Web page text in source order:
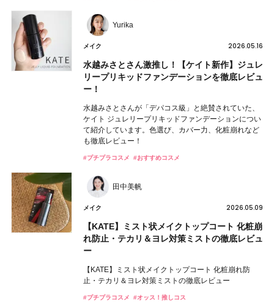
Yurika
メイク 2026.05.16
水越みさとさん激推し！【ケイト新作】ジュレ
リープリキッドファンデーションを徹底レビュ
ー！
水越みさとさんが「デパコス級」と絶賛されていた、
ケイト ジュレリープリキッドファンデーションについ
て紹介しています。色選び、カバー力、化粧崩れなど
も徹底レビュー！
#プチプラコスメ #おすすめコスメ
田中美帆
メイク 2026.05.09
【KATE】ミスト状メイクトップコート 化粧崩
れ防止・テカリ＆ヨレ対策ミストの徹底レビュ
ー
【KATE】ミスト状メイクトップコート 化粧崩れ防
止・テカリ＆ヨレ対策ミストの徹底レビュー
#プチプラコスメ #オッス！推しコス